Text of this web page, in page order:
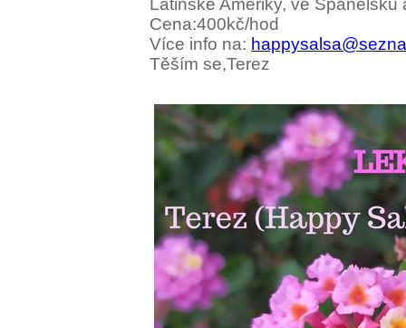
Latinské Ameriky, ve Španělsku
Cena:400kč/hod
Více info na:
Těším se,Terez